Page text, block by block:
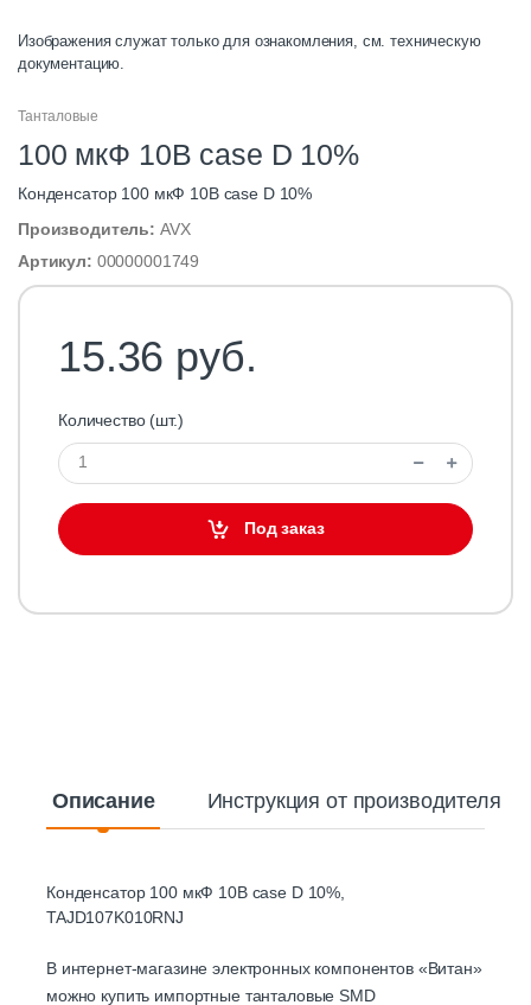
Изображения служат только для ознакомления, см. техническую
документацию.
Танталовые
100 мкФ 10В case D 10%
Конденсатор 100 мкФ 10В case D 10%
Производитель: AVX
Артикул: 00000001749
15.36 руб.
Количество (шт.)
Под заказ
Описание Инструкция от производителя
Конденсатор 100 мкФ 10В case D 10%,
TAJD107K010RNJ
В интернет-магазине электронных компонентов «Витан»
можно купить импортные танталовые SMD